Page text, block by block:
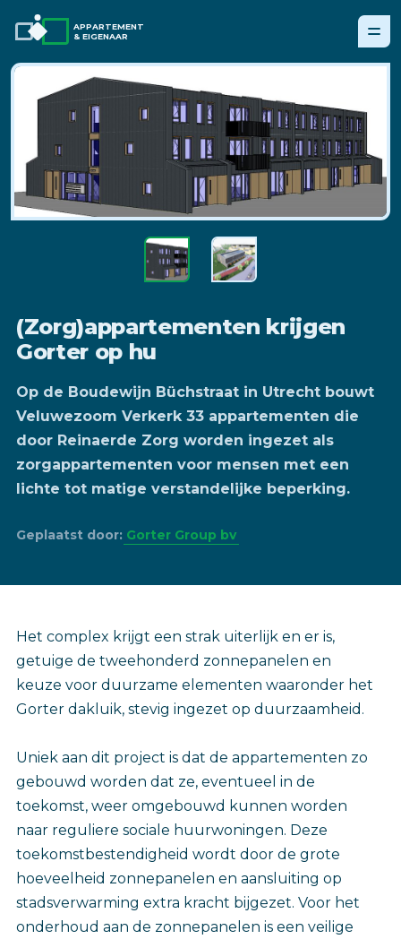
APPARTEMENT
& EIGENAAR
(Zorg)appartementen krijgen
Gorter op hu
Op de Boudewijn Büchstraat in Utrecht bouwt
Veluwezoom Verkerk 33 appartementen die
door Reinaerde Zorg worden ingezet als
zorgappartementen voor mensen met een
lichte tot matige verstandelijke beperking.
Geplaatst door: Gorter Group bv
Het complex krijgt een strak uiterlijk en er is,
getuige de tweehonderd zonnepanelen en
keuze voor duurzame elementen waaronder het
Gorter dakluik, stevig ingezet op duurzaamheid.
Uniek aan dit project is dat de appartementen zo
gebouwd worden dat ze, eventueel in de
toekomst, weer omgebouwd kunnen worden
naar reguliere sociale huurwoningen. Deze
toekomstbestendigheid wordt door de grote
hoeveelheid zonnepanelen en aansluiting op
stadsverwarming extra kracht bijgezet. Voor het
onderhoud aan de zonnepanelen is een veilige